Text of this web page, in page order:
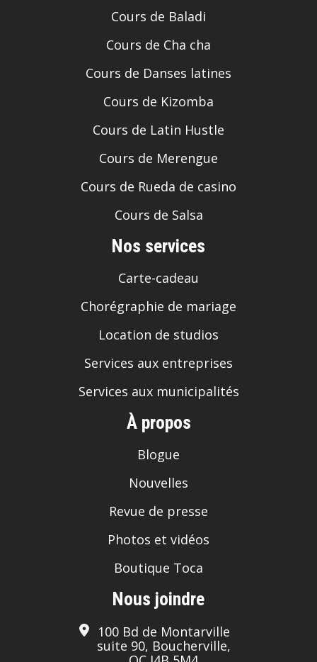
Cours de Baladi
Cours de Cha cha
Cours de Danses latines
Cours de Kizomba
Cours de Latin Hustle
Cours de Merengue
Cours de Rueda de casino
Cours de Salsa
Nos services
Carte-cadeau
Chorégraphie de mariage
Location de studios
Services aux entreprises
Services aux municipalités
À propos
Blogue
Nouvelles
Revue de presse
Photos et vidéos
Boutique Toca
Nous joindre
100 Bd de Montarville
suite 90, Boucherville,